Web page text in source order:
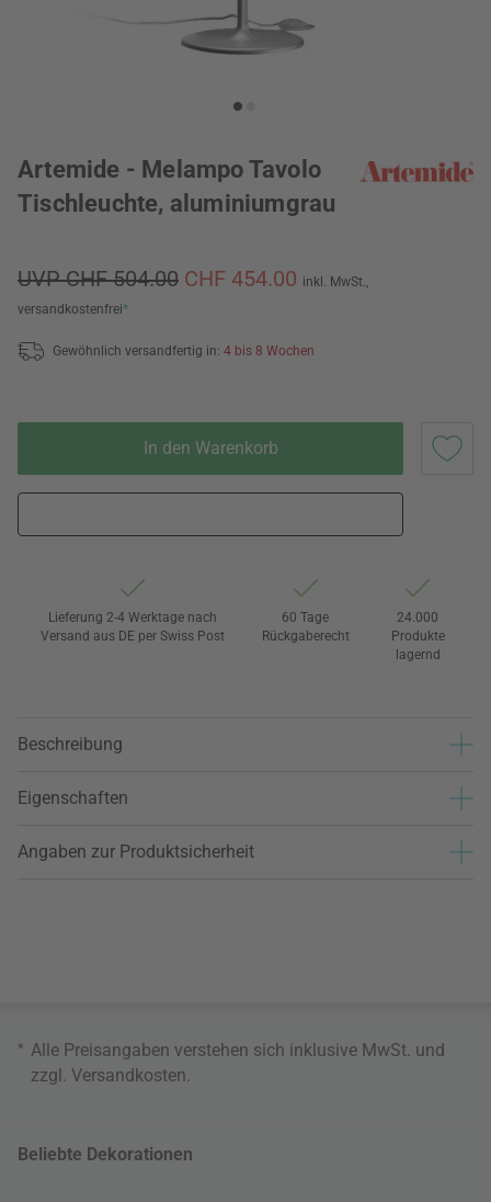
Artemide - Melampo Tavolo
Tischleuchte, aluminiumgrau
UVP CHF 504.00 CHF 454.00 inkl. MwSt.,
versandkostenfrei*
Gewöhnlich versandfertig in: 4 bis 8 Wochen
In den Warenkorb
Lieferung 2-4 Werktage nach
Versand aus DE per Swiss Post
60 Tage
Rückgaberecht
24.000
Produkte
lagernd
Beschreibung
Eigenschaften
Angaben zur Produktsicherheit
* Alle Preisangaben verstehen sich inklusive MwSt. und
zzgl. Versandkosten
Beliebte Dekorationen